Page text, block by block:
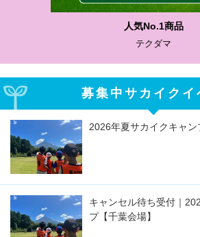
人気No.1商品
テクダマ
募集中サカイクイ
2026年夏サカイクキャン
キャンセル待ち受付｜
プ【千葉会場】